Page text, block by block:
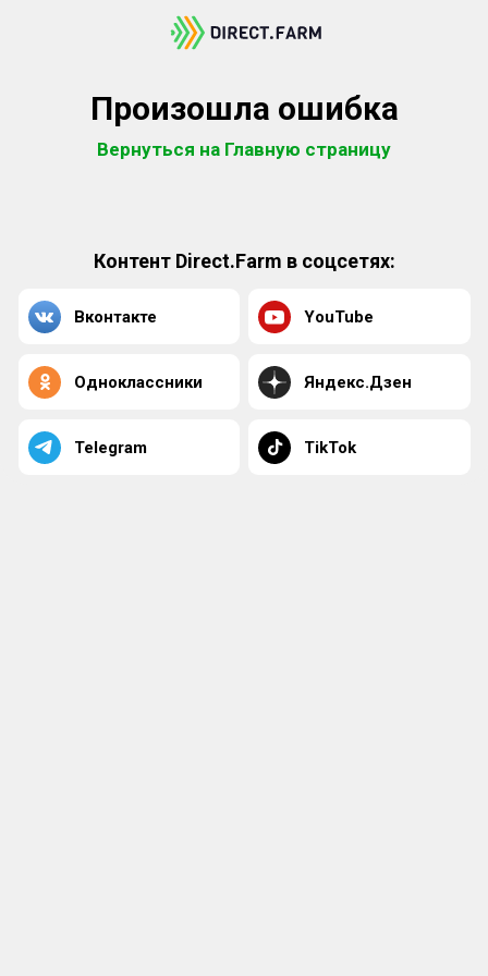
Произошла ошибка
Вернуться на Главную страницу
Контент Direct.Farm в соцсетях:
Вконтакте YouTube
Одноклассники Яндекс.Дзен
Telegram TikTok